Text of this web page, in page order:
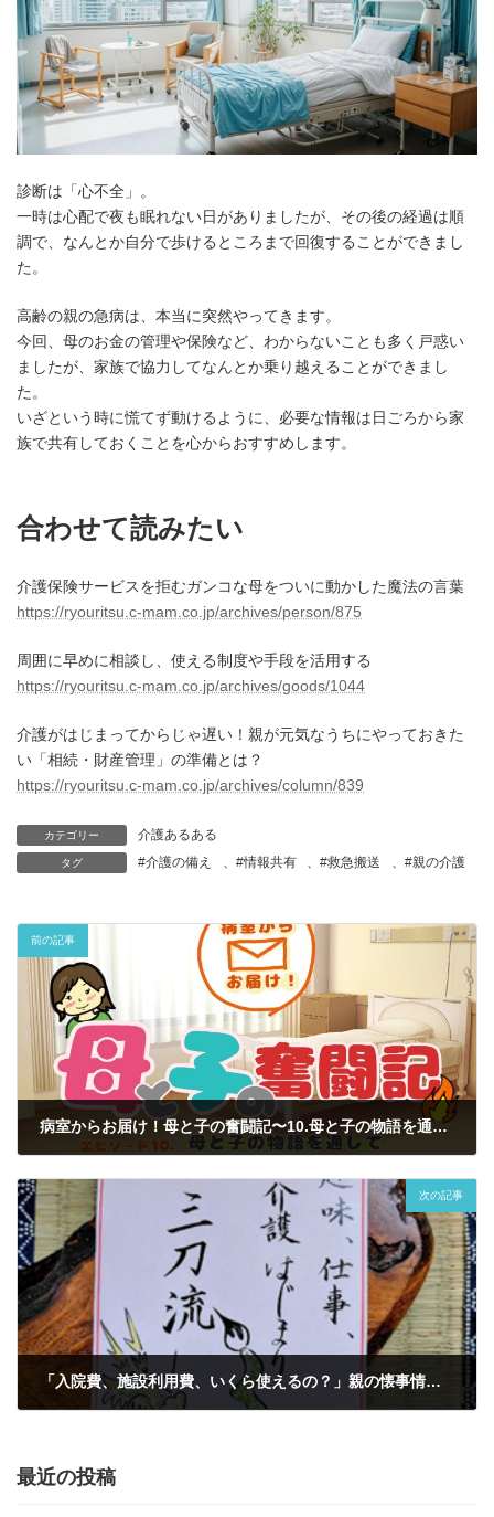
診断は「心不全」。
一時は心配で夜も眠れない日がありましたが、その後の経過は順
調で、なんとか自分で歩けるところまで回復することができまし
た。
高齢の親の急病は、本当に突然やってきます。
今回、母のお金の管理や保険など、わからないことも多く戸惑い
ましたが、家族で協力してなんとか乗り越えることができまし
た。
いざという時に慌てず動けるように、必要な情報は日ごろから家
族で共有しておくことを心からおすすめします。
合わせて読みたい
介護保険サービスを拒むガンコな母をついに動かした魔法の言葉
https://ryouritsu.c-mam.co.jp/archives/person/875
周囲に早めに相談し、使える制度や手段を活用する
https://ryouritsu.c-mam.co.jp/archives/goods/1044
介護がはじまってからじゃ遅い！親が元気なうちにやっておきた
い「相続・財産管理」の準備とは？
https://ryouritsu.c-mam.co.jp/archives/column/839
カテゴリー 介護あるある
タグ #介護の備え #情報共有 、#救急搬送 #親の介護
前の記事
病室からお届け！母と子の奮闘記〜10.母と子の物語を通して伝えたいこと
次の記事
「入院費、施設利用費、いくら使えるの？」親の懐事情がわからない
最近の投稿